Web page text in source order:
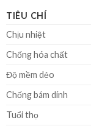
TIÊU CHÍ
Chịu nhiệt
Chống hóa chất
Độ mềm dẻo
Chống bám dính
Tuổi thọ